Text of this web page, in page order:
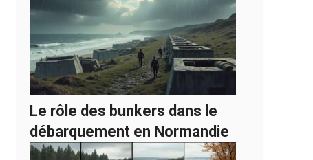
Le rôle des bunkers dans le
débarquement en Normandie